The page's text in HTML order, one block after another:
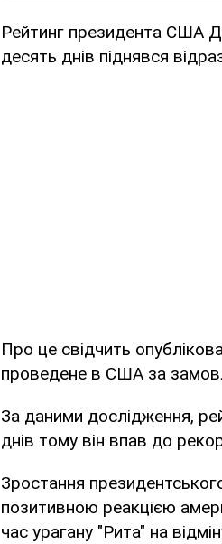
Рейтинг президента США
десять днів піднявся
Про це свідчить
проведене в США за
За даними дослідження,
днів тому він впав до
Зростання
позитивною реакцією
час урагану "Рита" на